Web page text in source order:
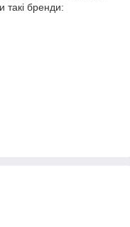
такі бренди: